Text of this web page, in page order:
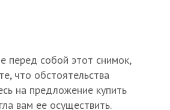
перед собой этот снимок,
что обстоятельства
на предложение купить
вам ее осуществить.